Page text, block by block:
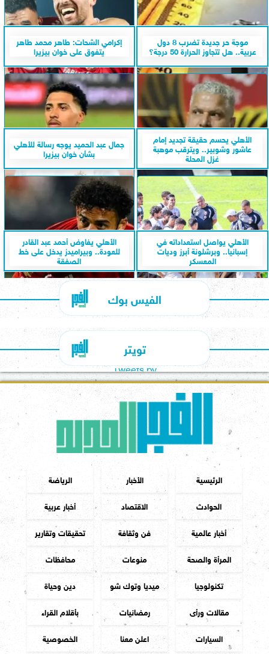
موجة حر جديدة تضرب 8 دول
عربية.. هل تتجاوز الحرارة 50 درجة؟
إكرامي الشحات: طاهر محمد طاهر
يتفوق على خوان بيزيرا
الأهلي يحسم حقيقة تجديد إمام
عاشور وشوبير.. ويترقب موهبة
غزل المحلة
جمال عبد الحميد يوجه رسالة للأهلي
بشأن خوان بيزيرا
الأهلي يواصل استعداداته في
إسبانيا.. وبرشلونة أبرز وديات
المعسكر
الأهلي يفاوض أحمد عبد القادر
للعودة.. وبيراميدز يدخل على خط
الصفقة
الفيس بوك
تويتر
Tweets by
الرئيسية الأخبار
الرياضة
الحوادث
الاقتصاد
أخبار عربية
أخبار عالمية
فن وثقافة
تحقيقات وتقارير
المرأة والصحة
منوعات
محافظات
تكنولوجيا
ميديا وتوك شو
دين وحياة
مقالات ورأى
رمضانيات
بأقلام القراء
السيارات
اعلن معنا الخصوصية